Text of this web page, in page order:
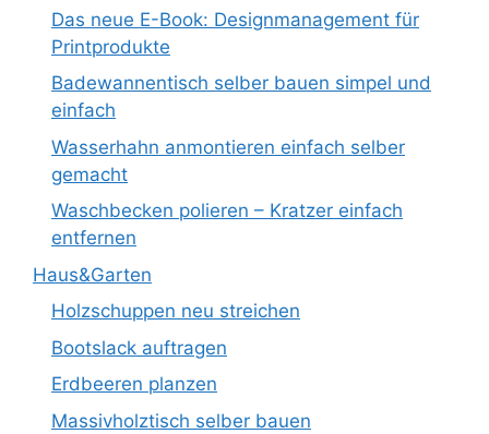
Das neue E-Book: Designmanagement für
Printprodukte
Badewannentisch selber bauen simpel und
einfach
Wasserhahn anmontieren einfach selber
gemacht
Waschbecken polieren – Kratzer einfach
entfernen
Haus&Garten
Holzschuppen neu streichen
Bootslack auftragen
Erdbeeren planzen
Massivholztisch selber bauen